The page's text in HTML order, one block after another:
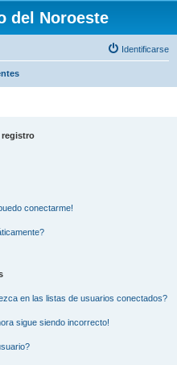
del Noroeste
Identificarse
registro
conectarme!
en las listas de usuarios conectados?
sigue siendo incorrecto!